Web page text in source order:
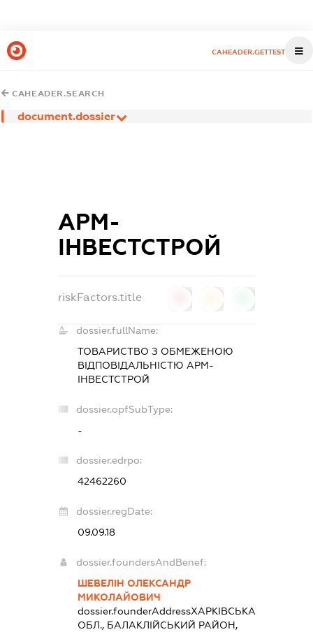
CAHEADER.GETTEST
CAHEADER.SEARCH
document.dossier
АРМ-
ІНВЕСТСТРОЙ
riskFactors.title
dossier.fullName:
ТОВАРИСТВО З ОБМЕЖЕНОЮ
ВІДПОВІДАЛЬНІСТЮ АРМ-
ІНВЕСТСТРОЙ
dossier.opfSubType:
-
dossier.edrpo:
42462260
dossier.regDate:
09.09.18
dossier.foundersAndBenef:
ШЕВЕЛІН ОЛЕКСАНДР
МИКОЛАЙОВИЧ
dossier.founderAddressХАРКІВСЬКА
ОБЛ., БАЛАКЛІЙСЬКИЙ РАЙОН,